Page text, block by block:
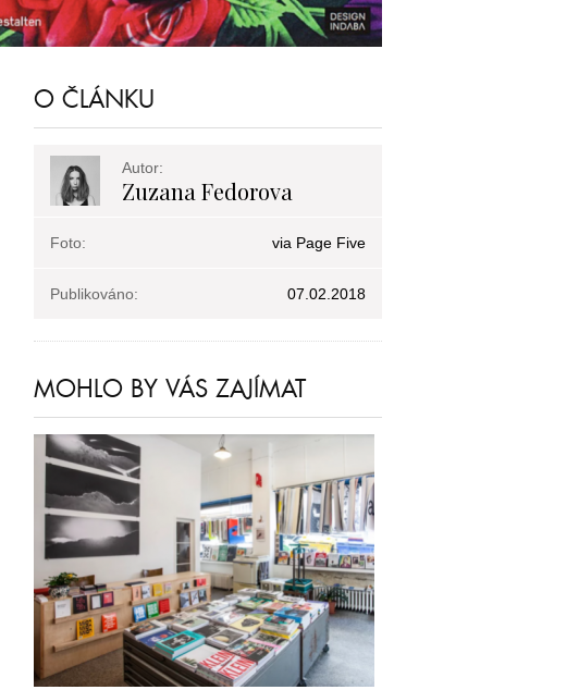
O ČLÁNKU
Autor:
Zuzana Fedorova
Foto: via Page Five
Publikováno: 07.02.2018
MOHLO BY VÁS ZAJÍMAT